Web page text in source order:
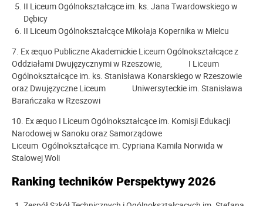
II Liceum Ogólnokształcące im. ks. Jana Twardowskiego w
Dębicy
II Liceum Ogólnokształcące Mikołaja Kopernika w Mielcu
7. Ex æquo Publiczne Akademickie Liceum Ogólnokształcące z
Oddziałami Dwujęzycznymi w Rzeszowie, I Liceum
Ogólnokształcące im. ks. Stanisława Konarskiego w Rzeszowie
oraz Dwujęzyczne Liceum Uniwersyteckie im. Stanisława
Barańczaka w Rzeszowi
10. Ex æquo I Liceum Ogólnokształcące im. Komisji Edukacji
Narodowej w Sanoku oraz Samorządowe
Liceum Ogólnokształcące im. Cypriana Kamila Norwida w
Stalowej Woli
Ranking techników Perspektywy 2026